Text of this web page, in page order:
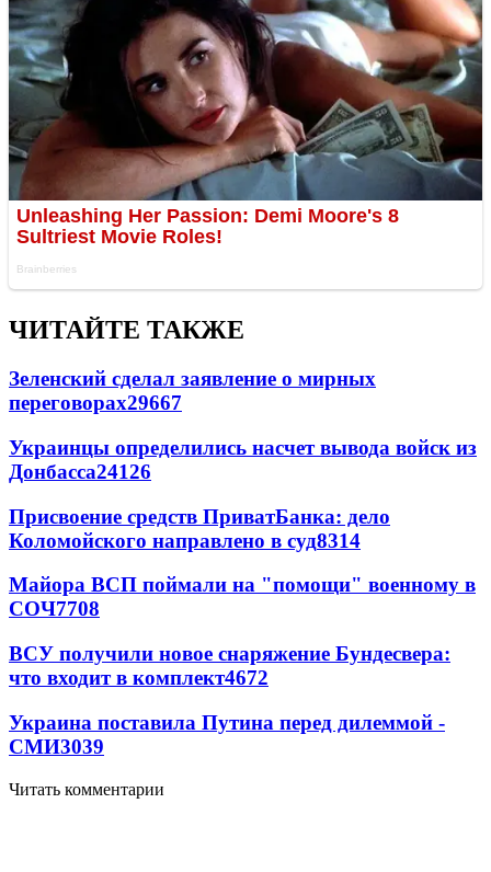
ЧИТАЙТЕ ТАКЖЕ
Зеленский сделал заявление о мирных
переговорах29667
Украинцы определились насчет вывода войск из
Донбасса24126
Присвоение средств ПриватБанка: дело
Коломойского направлено в суд8314
Майора ВСП поймали на "помощи" военному в
СОЧ7708
ВСУ получили новое снаряжение Бундесвера:
что входит в комплект4672
Украина поставила Путина перед дилеммой -
СМИ3039
Читать комментарии